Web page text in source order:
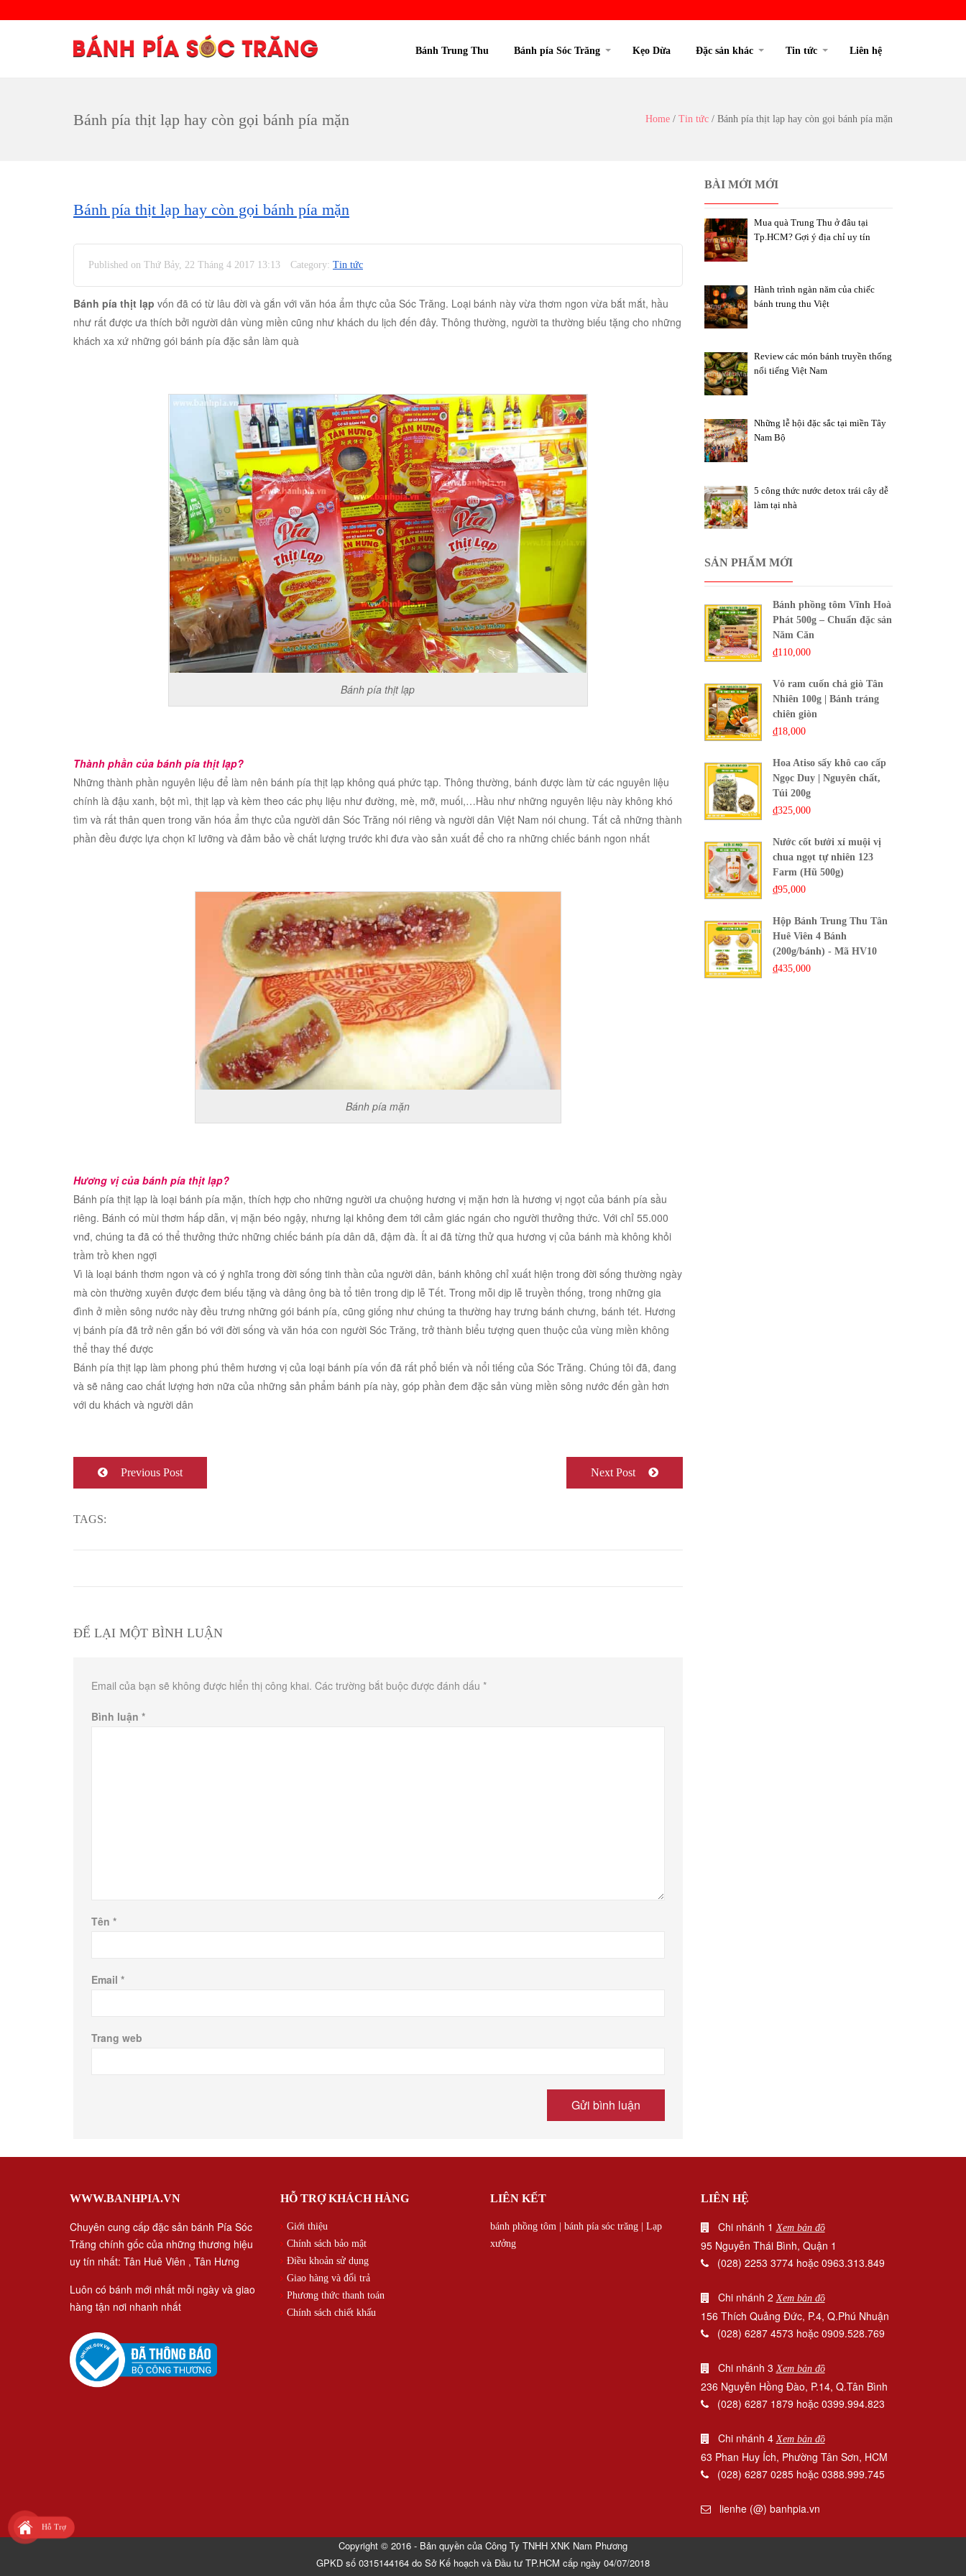
Bánh Trung Thu Bánh pía Sóc Trăng Kẹo Dừa Đặc sản khác Tin tức Liên hệ
Bánh pía thịt lạp hay còn gọi bánh pía mặn Home / Tin tức / Bánh pía thịt lạp hay còn gọi bánh pía mặn
Bánh pía thịt lạp hay còn gọi bánh pía mặn
Published on Thứ Bảy, 22 Tháng 4 2017 13:13 Category: Tin tức
Bánh pía thịt lạp vốn đã có từ lâu đời và gắn với văn hóa ẩm thực của Sóc Trăng. Loại bánh này vừa thơm ngon vừa bắt mắt, hầu
như rất được ưa thích bởi người dân vùng miền cũng như khách du lịch đến đây. Thông thường, người ta thường biếu tặng cho những
khách xa xứ những gói bánh pía đặc sản làm quà
Bánh pía thịt lạp
Thành phần của bánh pía thịt lạp?
Những thành phần nguyên liệu để làm nên bánh pía thịt lạp không quá phức tạp. Thông thường, bánh được làm từ các nguyên liệu
chính là đậu xanh, bột mì, thịt lạp và kèm theo các phụ liệu như đường, mè, mỡ, muối,…Hầu như những nguyên liệu này không khó
tìm và rất thân quen trong văn hóa ẩm thực của người dân Sóc Trăng nói riêng và người dân Việt Nam nói chung. Tất cả những thành
phần đều được lựa chọn kĩ lưỡng và đảm bảo về chất lượng trước khi đưa vào sản xuất để cho ra những chiếc bánh ngon nhất
Bánh pía mặn
Hương vị của bánh pía thịt lạp?
Bánh pía thịt lạp là loại bánh pía mặn, thích hợp cho những người ưa chuộng hương vị mặn hơn là hương vị ngọt của bánh pía sầu
riêng. Bánh có mùi thơm hấp dẫn, vị mặn béo ngậy, nhưng lại không đem tới cảm giác ngán cho người thưởng thức. Với chỉ 55.000
vnđ, chúng ta đã có thể thưởng thức những chiếc bánh pía dân dã, đậm đà. Ít ai đã từng thử qua hương vị của bánh mà không khỏi
trầm trồ khen ngợi
Vì là loại bánh thơm ngon và có ý nghĩa trong đời sống tinh thần của người dân, bánh không chỉ xuất hiện trong đời sống thường ngày
mà còn thường xuyên được đem biếu tặng và dâng ông bà tổ tiên trong dịp lễ Tết. Trong mỗi dịp lễ truyền thống, trong những gia
đình ở miền sông nước này đều trưng những gói bánh pía, cũng giống như chúng ta thường hay trưng bánh chưng, bánh tét. Hương
vị bánh pía đã trở nên gắn bó với đời sống và văn hóa con người Sóc Trăng, trở thành biểu tượng quen thuộc của vùng miền không
thể thay thế được
Bánh pía thịt lạp làm phong phú thêm hương vị của loại bánh pía vốn đã rất phổ biến và nổi tiếng của Sóc Trăng. Chúng tôi đã, đang
và sẽ nâng cao chất lượng hơn nữa của những sản phẩm bánh pía này, góp phần đem đặc sản vùng miền sông nước đến gần hơn
với du khách và người dân
Previous Post Next Post
TAGS:
ĐỂ LẠI MỘT BÌNH LUẬN
Email của bạn sẽ không được hiển thị công khai. Các trường bắt buộc được đánh dấu *
Bình luận *
Tên *
Email *
Trang web
BÀI MỚI MỚI
Mua quà Trung Thu ở đâu tại
Tp.HCM? Gợi ý địa chỉ uy tín
Hành trình ngàn năm của chiếc
bánh trung thu Việt
Review các món bánh truyền thống
nổi tiếng Việt Nam
Những lễ hội đặc sắc tại miền Tây
Nam Bộ
5 công thức nước detox trái cây dễ
làm tại nhà
SẢN PHẨM MỚI
Bánh phồng tôm Vĩnh Hoà
Phát 500g – Chuẩn đặc sản
Năm Căn
₫110,000
Vỏ ram cuốn chả giò Tân
Nhiên 100g | Bánh tráng
chiên giòn
₫18,000
Hoa Atiso sấy khô cao cấp
Ngọc Duy | Nguyên chất,
Túi 200g
₫325,000
Nước cốt bưởi xí muội vị
chua ngọt tự nhiên 123
Farm (Hũ 500g)
₫95,000
Hộp Bánh Trung Thu Tân
Huê Viên 4 Bánh
(200g/bánh) - Mã HV10
₫435,000
WWW.BANHPIA.VN
Chuyên cung cấp đặc sản bánh Pía Sóc
Trăng chính gốc của những thương hiệu
uy tín nhất: Tân Huê Viên , Tân Hưng
Luôn có bánh mới nhất mỗi ngày và giao
hàng tận nơi nhanh nhất
HỖ TRỢ KHÁCH HÀNG
Giới thiệu
Chính sách bảo mật
Điều khoản sử dụng
Giao hàng và đổi trả
Phương thức thanh toán
Chính sách chiết khấu
LIÊN KẾT
bánh phồng tôm | bánh pía sóc trăng | Lạp
xưởng
LIÊN HỆ
Chi nhánh 1 Xem bản đồ
95 Nguyễn Thái Bình, Quận 1
(028) 2253 3774 hoặc 0963.313.849
Chi nhánh 2 Xem bản đồ
156 Thích Quảng Đức, P.4, Q.Phú Nhuận
(028) 6287 4573 hoặc 0909.528.769
Chi nhánh 3 Xem bản đồ
236 Nguyễn Hồng Đào, P.14, Q.Tân Bình
(028) 6287 1879 hoặc 0399.994.823
Chi nhánh 4 Xem bản đồ
63 Phan Huy Ích, Phường Tân Sơn, HCM
(028) 6287 0285 hoặc 0388.999.745
lienhe (@) banhpia.vn
Copyright © 2016 - Bản quyền của Công Ty TNHH XNK Nam Phương
GPKD số 0315144164 do Sở Kế hoạch và Đầu tư TP.HCM cấp ngày 04/07/2018
Hỗ Trợ